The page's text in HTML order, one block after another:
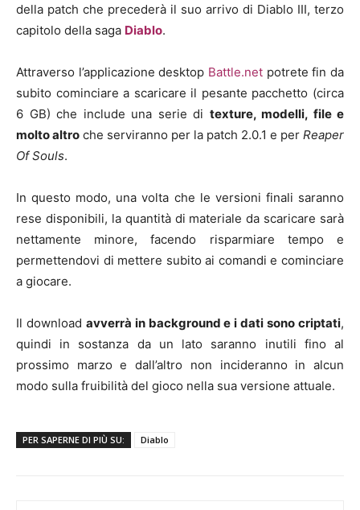
della patch che precederà il suo arrivo di Diablo III, terzo
capitolo della saga Diablo.
Attraverso l’applicazione desktop Battle.net potrete fin da
subito cominciare a scaricare il pesante pacchetto (circa
6 GB) che include una serie di texture, modelli, file e
molto altro che serviranno per la patch 2.0.1 e per Reaper
Of Souls.
In questo modo, una volta che le versioni finali saranno
rese disponibili, la quantità di materiale da scaricare sarà
nettamente minore, facendo risparmiare tempo e
permettendovi di mettere subito ai comandi e cominciare
a giocare.
Il download avverrà in background e i dati sono criptati,
quindi in sostanza da un lato saranno inutili fino al
prossimo marzo e dall’altro non incideranno in alcun
modo sulla fruibilità del gioco nella sua versione attuale.
PER SAPERNE DI PIÙ SU: Diablo